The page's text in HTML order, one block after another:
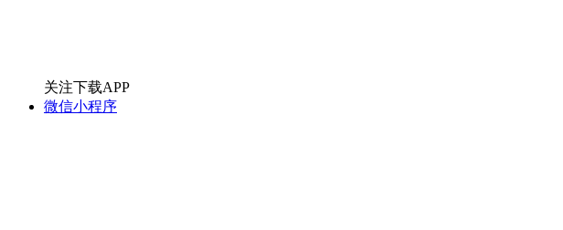
关注下载APP
微信小程序